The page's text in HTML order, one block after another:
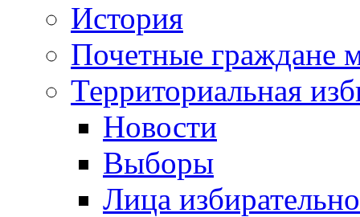
История
Почетные граждане
Территориальная
Новости
Выборы
Лица